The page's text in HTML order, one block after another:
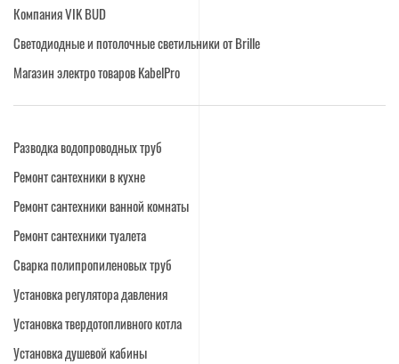
Компания VIK BUD
Светодиодные и потолочные светильники от Brille
Магазин электро товаров KabelPro
Разводка водопроводных труб
Ремонт сантехники в кухне
Ремонт сантехники ванной комнаты
Ремонт сантехники туалета
Сварка полипропиленовых труб
Установка регулятора давления
Установка твердотопливного котла
Установка душевой кабины